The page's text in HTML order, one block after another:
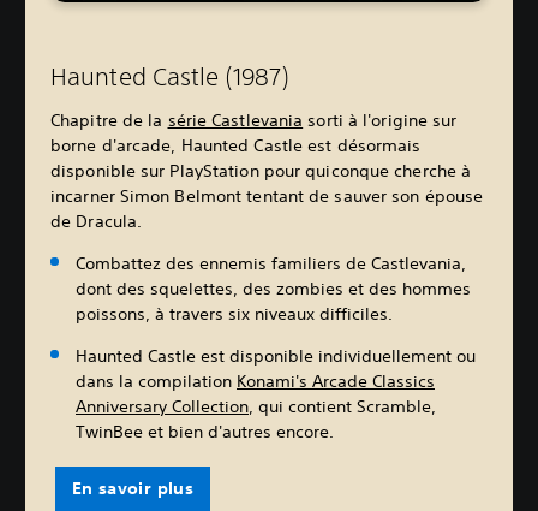
Haunted Castle (1987)
Chapitre de la série Castlevania sorti à l'origine sur
borne d'arcade, Haunted Castle est désormais
disponible sur PlayStation pour quiconque cherche à
incarner Simon Belmont tentant de sauver son épouse
de Dracula.
Combattez des ennemis familiers de Castlevania,
dont des squelettes, des zombies et des hommes
poissons, à travers six niveaux difficiles.
Haunted Castle est disponible individuellement ou
dans la compilation Konami's Arcade Classics
Anniversary Collection, qui contient Scramble,
TwinBee et bien d'autres encore.
En savoir plus